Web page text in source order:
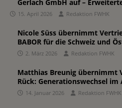
Gerlach GmbH auf –
15. April 2026 Redaktion FWHK
Nicole Süss übernimmt
BABOR für die Schweiz und
2. März 2026 Redaktion FWHK
Matthias Breunig übernimmt
Rück: Generationswechsel
14. Januar 2026 Redaktion FWHK